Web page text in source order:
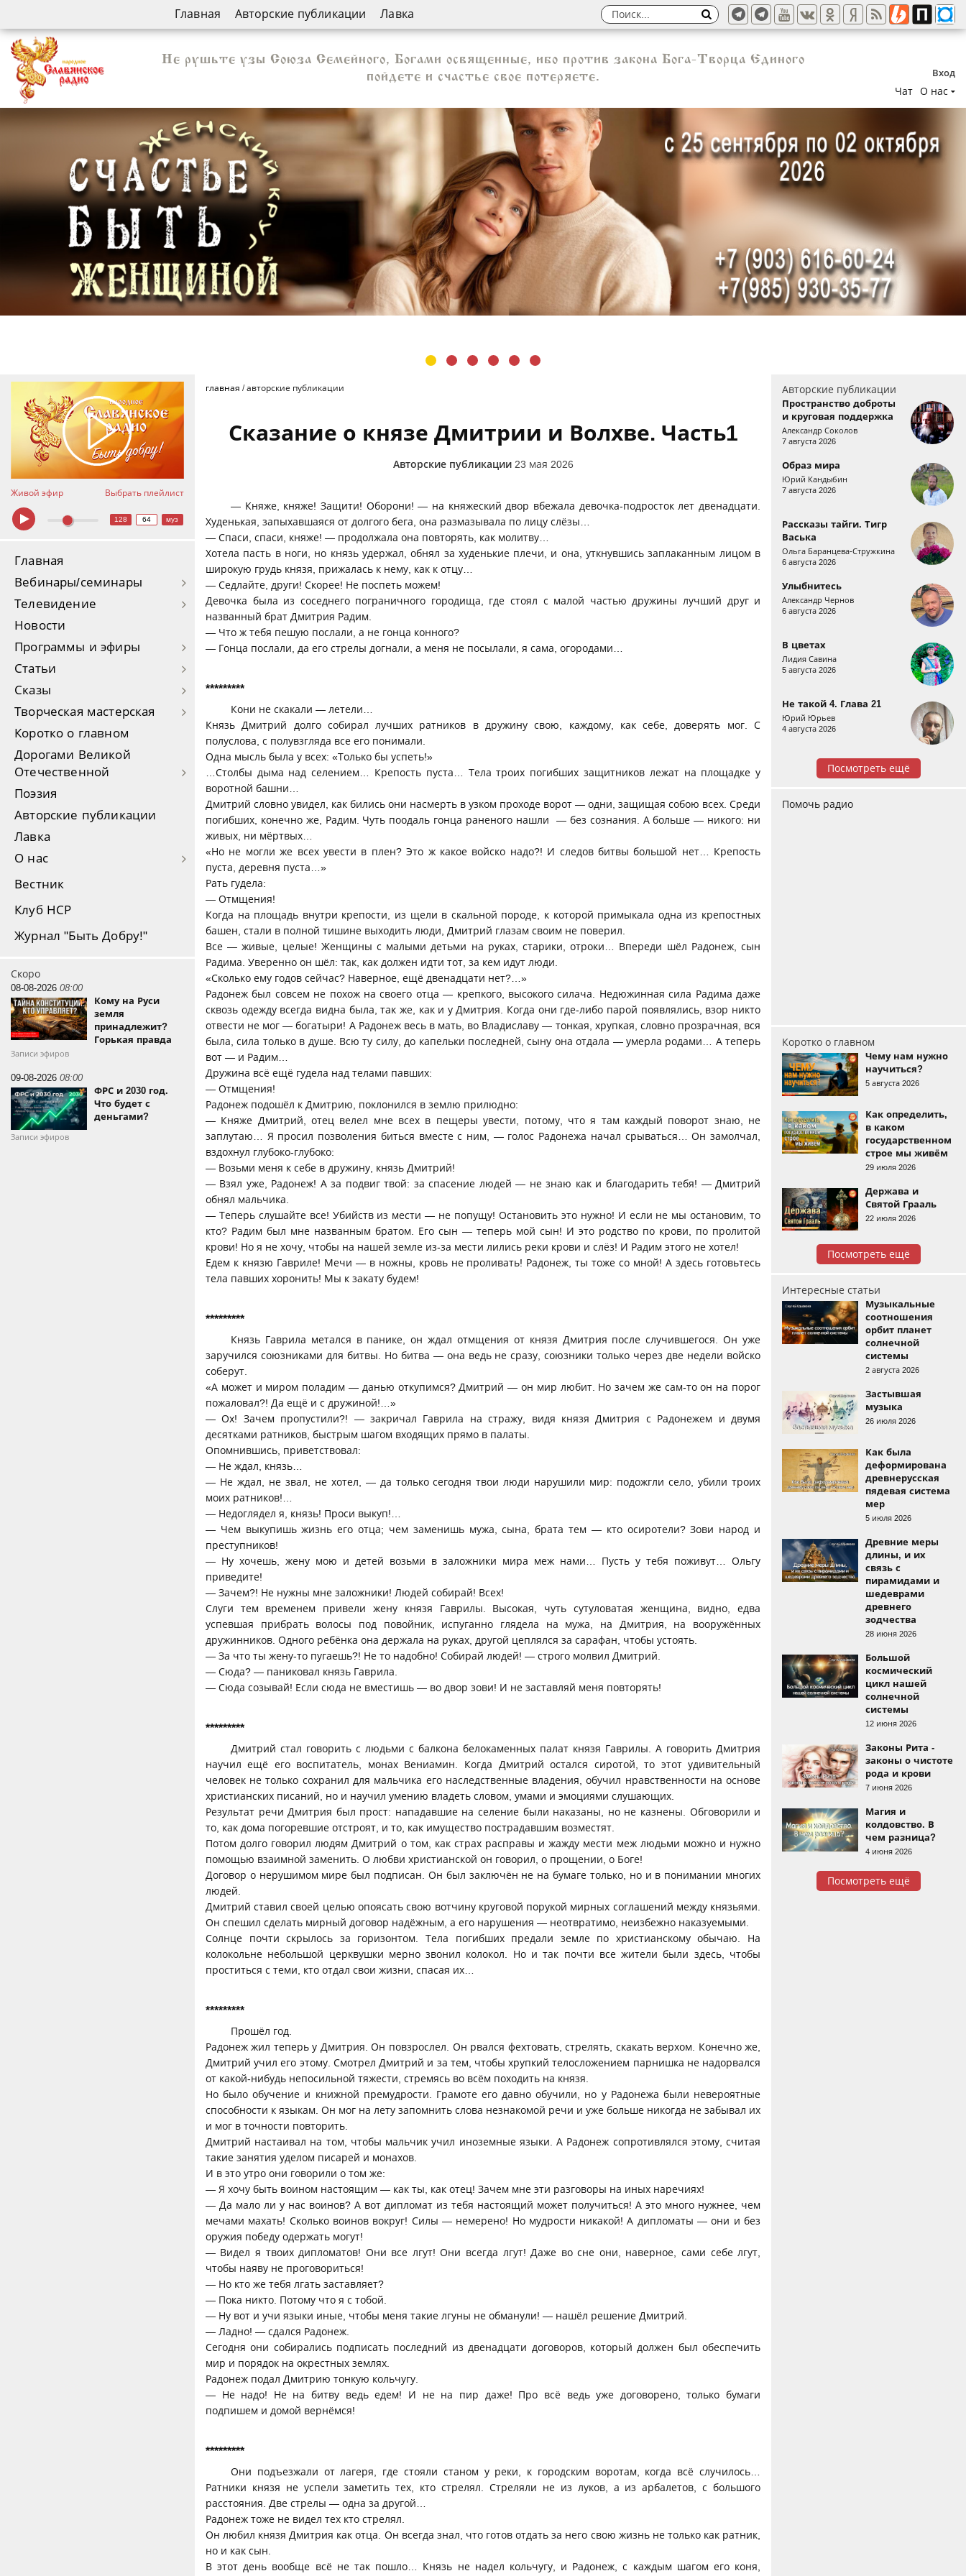
Главная Авторские публикации Лавка
Вход
Чат О нас
Не рушьте узы Союза Семейного, Богами освященные, ибо против закона Бога-Творца Единого
пойдете и счастье свое потеряете.
Живой эфир Выбрать плейлист
128 64 муз
Главная
Вебинары/семинары
Телевидение
Новости
Программы и эфиры
Статьи
Сказы
Творческая мастерская
Коротко о главном
Дорогами Великой
Отечественной
Поэзия
Авторские публикации
Лавка
О нас
Вестник
Клуб НСР
Журнал "Быть Добру!"
Скоро
08-08-2026 08:00
Кому на Руси
земля
принадлежит?
Горькая правда
Записи эфиров
09-08-2026 08:00
ФРС и 2030 год.
Что будет с
деньгами?
Записи эфиров
главная /авторские публикации
Сказание о князе Дмитрии и Волхве. Часть1
Авторские публикации 23 мая 2026
— Княже, княже! Защити! Оборони! — на княжеский двор вбежала девочка-подросток лет двенадцати.
Худенькая, запыхавшаяся от долгого бега, она размазывала по лицу слёзы…
— Спаси, спаси, княже! — продолжала она повторять, как молитву…
Хотела пасть в ноги, но князь удержал, обнял за худенькие плечи, и она, уткнувшись заплаканным лицом в
широкую грудь князя, прижалась к нему, как к отцу…
— Седлайте, други! Скорее! Не поспеть можем!
Девочка была из соседнего пограничного городища, где стоял с малой частью дружины лучший друг и
названный брат Дмитрия Радим.
— Что ж тебя пешую послали, а не гонца конного?
— Гонца послали, да его стрелы догнали, а меня не посылали, я сама, огородами…
*********
Кони не скакали — летели…
Князь Дмитрий долго собирал лучших ратников в дружину свою, каждому, как себе, доверять мог. С
полуслова, с полувзгляда все его понимали.
Одна мысль была у всех: «Только бы успеть!»
…Столбы дыма над селением… Крепость пуста… Тела троих погибших защитников лежат на площадке у
воротной башни…
Дмитрий словно увидел, как бились они насмерть в узком проходе ворот — одни, защищая собою всех. Среди
погибших, конечно же, Радим. Чуть поодаль гонца раненого нашли — без сознания. А больше — никого: ни
живых, ни мёртвых…
«Но не могли же всех увести в плен? Это ж какое войско надо?! И следов битвы большой нет… Крепость
пуста, деревня пуста…»
Рать гудела:
— Отмщения!
Когда на площадь внутри крепости, из щели в скальной породе, к которой примыкала одна из крепостных
башен, стали в полной тишине выходить люди, Дмитрий глазам своим не поверил.
Все — живые, целые! Женщины с малыми детьми на руках, старики, отроки… Впереди шёл Радонеж, сын
Радима. Уверенно он шёл: так, как должен идти тот, за кем идут люди.
«Сколько ему годов сейчас? Наверное, ещё двенадцати нет?…»
Радонеж был совсем не похож на своего отца — крепкого, высокого силача. Недюжинная сила Радима даже
сквозь одежду всегда видна была, так же, как и у Дмитрия. Когда они где-либо парой появлялись, взор никто
отвести не мог — богатыри! А Радонеж весь в мать, во Владиславу — тонкая, хрупкая, словно прозрачная, вся
была, сила только в душе. Всю ту силу, до капельки последней, сыну она отдала — умерла родами… А теперь
вот — и Радим…
Дружина всё ещё гудела над телами павших:
— Отмщения!
Радонеж подошёл к Дмитрию, поклонился в землю прилюдно:
— Княже Дмитрий, отец велел мне всех в пещеры увести, потому, что я там каждый поворот знаю, не
заплутаю… Я просил позволения биться вместе с ним, — голос Радонежа начал срываться… Он замолчал,
вздохнул глубоко-глубоко:
— Возьми меня к себе в дружину, князь Дмитрий!
— Взял уже, Радонеж! А за подвиг твой: за спасение людей — не знаю как и благодарить тебя! — Дмитрий
обнял мальчика.
— Теперь слушайте все! Убийств из мести — не попущу! Остановить это нужно! И если не мы остановим, то
кто? Радим был мне названным братом. Его сын — теперь мой сын! И это родство по крови, по пролитой
крови! Но я не хочу, чтобы на нашей земле из-за мести лились реки крови и слёз! И Радим этого не хотел!
Едем к князю Гавриле! Мечи — в ножны, кровь не проливать! Радонеж, ты тоже со мной! А здесь готовьтесь
тела павших хоронить! Мы к закату будем!
*********
Князь Гаврила метался в панике, он ждал отмщения от князя Дмитрия после случившегося. Он уже
заручился союзниками для битвы. Но битва — она ведь не сразу, союзники только через две недели войско
соберут.
«А может и миром поладим — данью откупимся? Дмитрий — он мир любит. Но зачем же сам-то он на порог
пожаловал?! Да ещё и с дружиной!…»
— Ох! Зачем пропустили?! — закричал Гаврила на стражу, видя князя Дмитрия с Радонежем и двумя
десятками ратников, быстрым шагом входящих прямо в палаты.
Опомнившись, приветствовал:
— Не ждал, князь…
— Не ждал, не звал, не хотел, — да только сегодня твои люди нарушили мир: подожгли село, убили троих
моих ратников!…
— Недоглядел я, князь! Проси выкуп!…
— Чем выкупишь жизнь его отца; чем заменишь мужа, сына, брата тем — кто осиротели? Зови народ и
преступников!
— Ну хочешь, жену мою и детей возьми в заложники мира меж нами… Пусть у тебя поживут… Ольгу
приведите!
— Зачем?! Не нужны мне заложники! Людей собирай! Всех!
Слуги тем временем привели жену князя Гаврилы. Высокая, чуть сутуловатая женщина, видно, едва
успевшая прибрать волосы под повойник, испуганно глядела на мужа, на Дмитрия, на вооружённых
дружинников. Одного ребёнка она держала на руках, другой цеплялся за сарафан, чтобы устоять.
— За что ты жену-то пугаешь?! Не то надобно! Собирай людей! — строго молвил Дмитрий.
— Сюда? — паниковал князь Гаврила.
— Сюда созывай! Если сюда не вместишь — во двор зови! И не заставляй меня повторять!
*********
Дмитрий стал говорить с людьми с балкона белокаменных палат князя Гаврилы. А говорить Дмитрия
научил ещё его воспитатель, монах Вениамин. Когда Дмитрий остался сиротой, то этот удивительный
человек не только сохранил для мальчика его наследственные владения, обучил нравственности на основе
христианских писаний, но и научил умению владеть словом, умами и эмоциями слушающих.
Результат речи Дмитрия был прост: нападавшие на селение были наказаны, но не казнены. Обговорили и
то, как дома погоревшие отстроят, и то, как имущество пострадавшим возместят.
Потом долго говорил людям Дмитрий о том, как страх расправы и жажду мести меж людьми можно и нужно
помощью взаимной заменить. О любви христианской он говорил, о прощении, о Боге!
Договор о нерушимом мире был подписан. Он был заключён не на бумаге только, но и в понимании многих
людей.
Дмитрий ставил своей целью опоясать свою вотчину круговой порукой мирных соглашений между князьями.
Он спешил сделать мирный договор надёжным, а его нарушения — неотвратимо, неизбежно наказуемыми.
Солнце почти скрылось за горизонтом. Тела погибших предали земле по христианскому обычаю. На
колокольне небольшой церквушки мерно звонил колокол. Но и так почти все жители были здесь, чтобы
проститься с теми, кто отдал свои жизни, спасая их…
*********
Прошёл год.
Радонеж жил теперь у Дмитрия. Он повзрослел. Он рвался фехтовать, стрелять, скакать верхом. Конечно же,
Дмитрий учил его этому. Смотрел Дмитрий и за тем, чтобы хрупкий телосложением парнишка не надорвался
от какой-нибудь непосильной тяжести, стремясь во всём походить на князя.
Но было обучение и книжной премудрости. Грамоте его давно обучили, но у Радонежа были невероятные
способности к языкам. Он мог на лету запомнить слова незнакомой речи и уже больше никогда не забывал их
и мог в точности повторить.
Дмитрий настаивал на том, чтобы мальчик учил иноземные языки. А Радонеж сопротивлялся этому, считая
такие занятия уделом писарей и монахов.
И в это утро они говорили о том же:
— Я хочу быть воином настоящим — как ты, как отец! Зачем мне эти разговоры на иных наречиях!
— Да мало ли у нас воинов? А вот дипломат из тебя настоящий может получиться! А это много нужнее, чем
мечами махать! Сколько воинов вокруг! Силы — немерено! Но мудрости никакой! А дипломаты — они и без
оружия победу одержать могут!
— Видел я твоих дипломатов! Они все лгут! Они всегда лгут! Даже во сне они, наверное, сами себе лгут,
чтобы наяву не проговориться!
— Но кто же тебя лгать заставляет?
— Пока никто. Потому что я с тобой.
— Ну вот и учи языки иные, чтобы меня такие лгуны не обманули! — нашёл решение Дмитрий.
— Ладно! — сдался Радонеж.
Сегодня они собирались подписать последний из двенадцати договоров, который должен был обеспечить
мир и порядок на окрестных землях.
Радонеж подал Дмитрию тонкую кольчугу.
— Не надо! Не на битву ведь едем! И не на пир даже! Про всё ведь уже договорено, только бумаги
подпишем и домой вернёмся!
*********
Они подъезжали от лагеря, где стояли станом у реки, к городским воротам, когда всё случилось…
Ратники князя не успели заметить тех, кто стрелял. Стреляли не из луков, а из арбалетов, с большого
расстояния. Две стрелы — одна за другой…
Радонеж тоже не видел тех кто стрелял.
Он любил князя Дмитрия как отца. Он всегда знал, что готов отдать за него свою жизнь не только как ратник,
но и как сын.
В этот день вообще всё не так пошло… Князь не надел кольчугу, и Радонеж, с каждым шагом его коня,
Авторские публикации
Пространство доброты
и круговая поддержка
Александр Соколов
7 августа 2026
Образ мира
Юрий Кандыбин
7 августа 2026
Рассказы тайги. Тигр
Васька
Ольга Баранцева-Стружкина
6 августа 2026
Улыбнитесь
Александр Чернов
6 августа 2026
В цветах
Лидия Савина
5 августа 2026
Не такой 4. Глава 21
Юрий Юрьев
4 августа 2026
Посмотреть ещё
Помочь радио
Коротко о главном
Чему нам нужно
научиться?
5 августа 2026
Как определить,
в каком
государственном
строе мы живём
29 июля 2026
Держава и
Святой Грааль
22 июля 2026
Посмотреть ещё
Интересные статьи
Музыкальные
соотношения
орбит планет
солнечной
системы
2 августа 2026
Застывшая
музыка
26 июля 2026
Как была
деформирована
древнерусская
пядевая система
мер
5 июля 2026
Древние меры
длины, и их
связь с
пирамидами и
шедеврами
древнего
зодчества
28 июня 2026
Большой
космический
цикл нашей
солнечной
системы
12 июня 2026
Законы Рита -
законы о чистоте
рода и крови
7 июня 2026
Магия и
колдовство. В
чем разница?
4 июня 2026
Посмотреть ещё